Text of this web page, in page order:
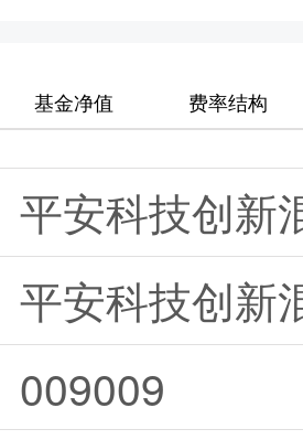
基金净值 费率结构
平安科技创新
平安科技创新
009009